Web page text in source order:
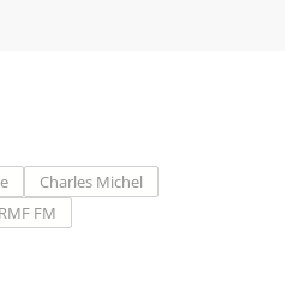
Charles Michel
RMF FM